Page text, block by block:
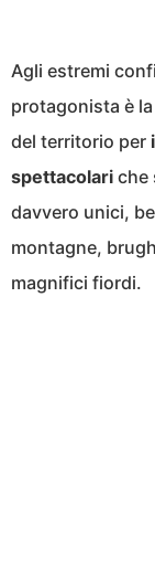
Agli estremi
protagonista è
del territorio per
spettacolari che
davvero unici,
montagne,
magnifici fiordi.